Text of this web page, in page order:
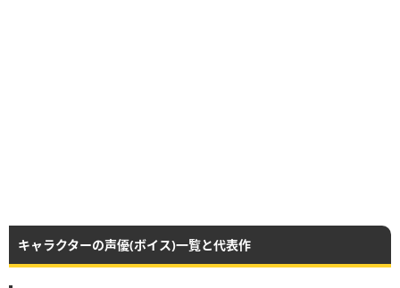
キャラクターの声優(ボイス)一覧と代表作